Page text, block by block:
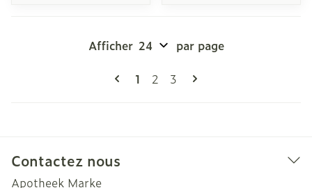
Pages
Vous lisez actuellement la page
1 Page
2 Page
3
Afficher par page
Contactez nous
Apotheek Marke